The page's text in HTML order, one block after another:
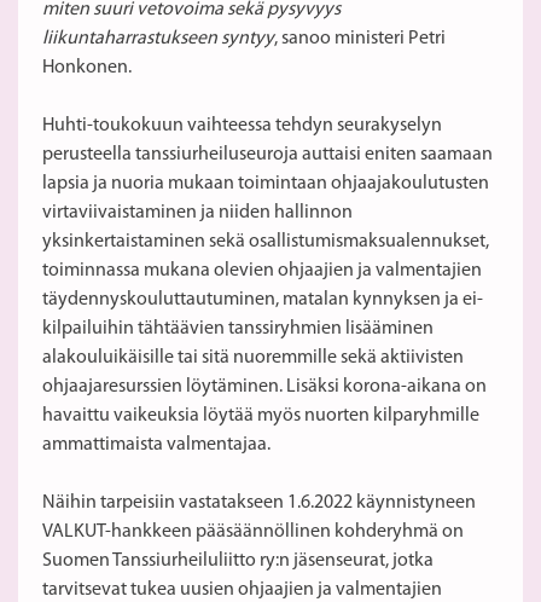
miten suuri vetovoima sekä pysyvyys
liikuntaharrastukseen syntyy, sanoo ministeri Petri
Honkonen.
Huhti-toukokuun vaihteessa tehdyn seurakyselyn
perusteella tanssiurheiluseuroja auttaisi eniten saamaan
lapsia ja nuoria mukaan toimintaan ohjaajakoulutusten
virtaviivaistaminen ja niiden hallinnon
yksinkertaistaminen sekä osallistumismaksualennukset,
toiminnassa mukana olevien ohjaajien ja valmentajien
täydennyskouluttautuminen, matalan kynnyksen ja ei-
kilpailuihin tähtäävien tanssiryhmien lisääminen
alakouluikäisille tai sitä nuoremmille sekä aktiivisten
ohjaajaresurssien löytäminen. Lisäksi korona-aikana on
havaittu vaikeuksia löytää myös nuorten kilparyhmille
ammattimaista valmentajaa.
Näihin tarpeisiin vastatakseen 1.6.2022 käynnistyneen
VALKUT-hankkeen pääsäännöllinen kohderyhmä on
Suomen Tanssiurheiluliitto ry:n jäsenseurat, jotka
tarvitsevat tukea uusien ohjaajien ja valmentajien